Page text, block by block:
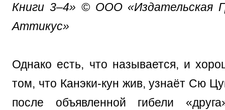
Книги 3–4» © ООО «Издательская
Аттикус»
Однако есть, что называется, и
том, что Канэки-кун жив, узнаёт Сю
после объявленной гибели